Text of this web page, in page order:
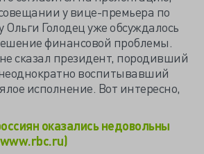
у вице-премьера по
Ольги Голодец уже обсуждалось
финансовой проблемы.
сказал президент, породивший
воспитывавший
исполнение. Вот интересно,
оказались недовольны